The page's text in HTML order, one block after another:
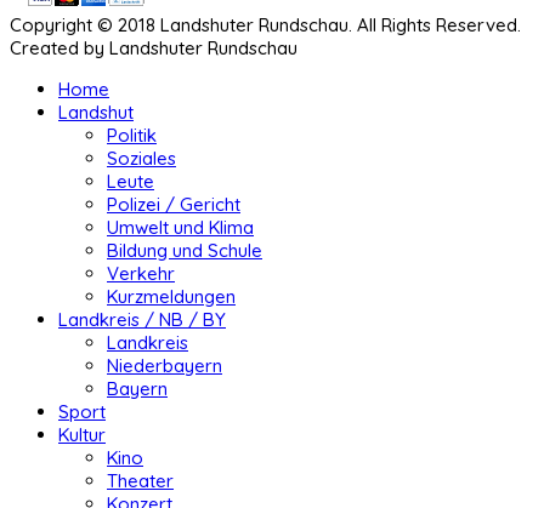
Copyright © 2018 Landshuter Rundschau. All Rights Reserved.
Created by Landshuter Rundschau
Home
Landshut
Politik
Soziales
Leute
Polizei / Gericht
Umwelt und Klima
Bildung und Schule
Verkehr
Kurzmeldungen
Landkreis / NB / BY
Landkreis
Niederbayern
Bayern
Sport
Kultur
Kino
Theater